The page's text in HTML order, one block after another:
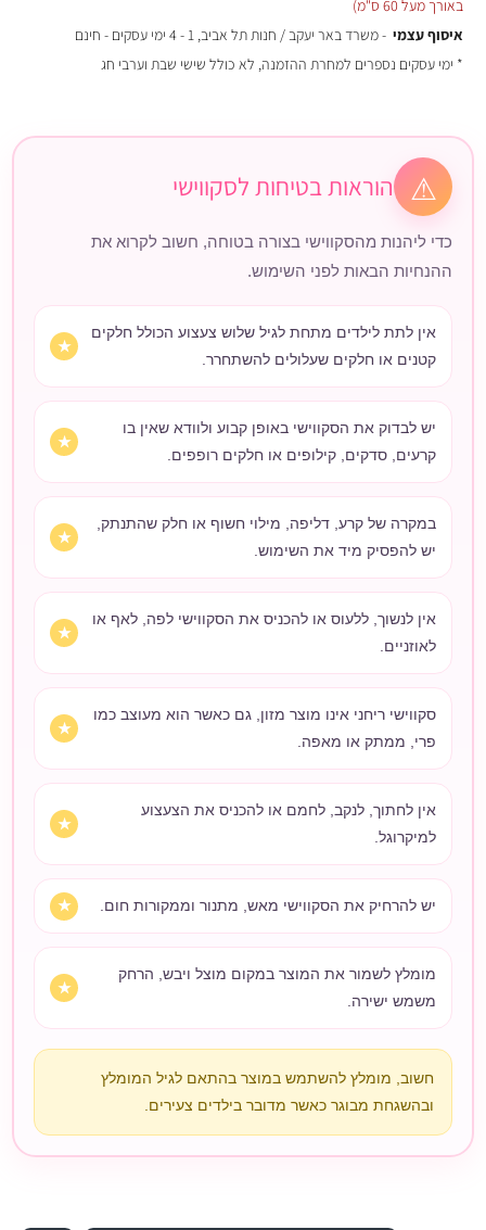
באורך מעל 60 ס"מ)
איסוף עצמי - משרד באר יעקב / חנות תל אביב, 1 - 4 ימי עסקים - חינם
* ימי עסקים נספרים למחרת ההזמנה, לא כולל שישי שבת וערבי חג
⚠ הוראות בטיחות לסקווישי
כדי ליהנות מהסקווישי בצורה בטוחה, חשוב לקרוא את
ההנחיות הבאות לפני השימוש.
אין לתת לילדים מתחת לגיל שלוש צעצוע הכולל חלקים
קטנים או חלקים שעלולים להשתחרר.
יש לבדוק את הסקווישי באופן קבוע ולוודא שאין בו
קרעים, סדקים, קילופים או חלקים רופפים.
במקרה של קרע, דליפה, מילוי חשוף או חלק שהתנתק,
יש להפסיק מיד את השימוש.
אין לנשוך, ללעוס או להכניס את הסקווישי לפה, לאף או
לאוזניים.
סקווישי ריחני אינו מוצר מזון, גם כאשר הוא מעוצב כמו
פרי, ממתק או מאפה.
אין לחתוך, לנקב, לחמם או להכניס את הצעצוע
למיקרוגל.
יש להרחיק את הסקווישי מאש, מתנור וממקורות חום.
מומלץ לשמור את המוצר במקום מוצל ויבש, הרחק
משמש ישירה.
חשוב, מומלץ להשתמש במוצר בהתאם לגיל המומלץ
ובהשגחת מבוגר כאשר מדובר בילדים צעירים.